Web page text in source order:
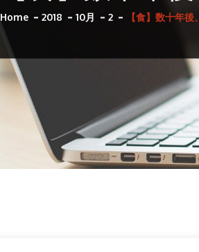
Home 2018 10月 2 【食】数十年